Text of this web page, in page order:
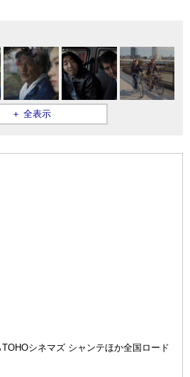
＋ 全表示
シネマズ シャンテほか全国ロード